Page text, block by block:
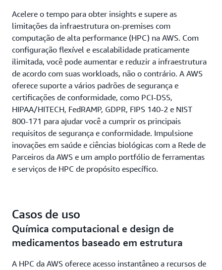
Acelere o tempo para obter insights e supere as
limitações da infraestrutura on-premises com
computação de alta performance (HPC) na AWS. Com
configuração flexível e escalabilidade praticamente
ilimitada, você pode aumentar e reduzir a infraestrutura
de acordo com suas workloads, não o contrário. A AWS
oferece suporte a vários padrões de segurança e
certificações de conformidade, como PCI-DSS,
HIPAA/HITECH, FedRAMP, GDPR, FIPS 140-2 e NIST
800-171 para ajudar você a cumprir os principais
requisitos de segurança e conformidade. Impulsione
inovações em saúde e ciências biológicas com a Rede de
Parceiros da AWS e um amplo portfólio de ferramentas
e serviços de HPC de propósito específico.
Casos de uso
Química computacional e design de
medicamentos baseado em estrutura
A HPC da AWS oferece acesso instantâneo a recursos de